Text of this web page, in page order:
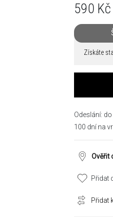
590 Kč
Získáte
Odeslání: do
100 dní na
Ověřit
Přidat
Přidat